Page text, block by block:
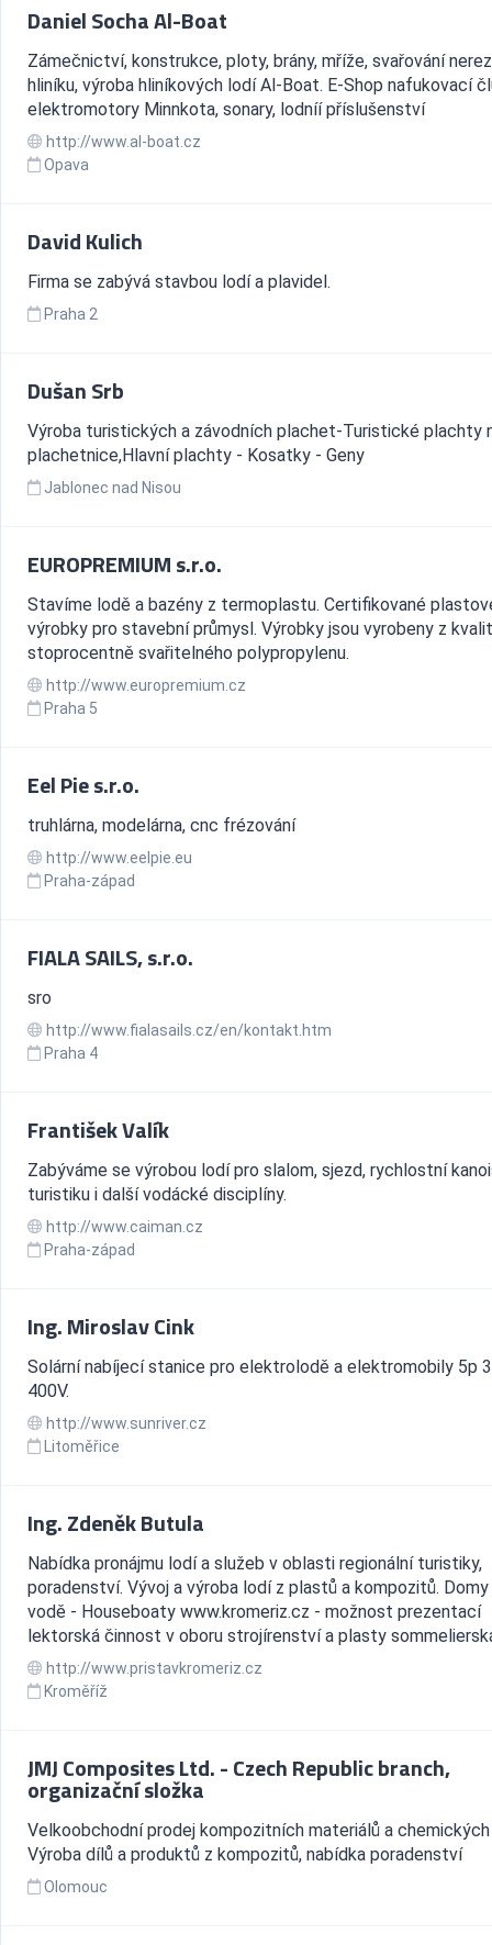
Daniel Socha Al-Boat
Zámečnictví, konstrukce, ploty, brány, mříže, svařování
hliníku, výroba hliníkových lodí Al-Boat. E-Shop nafukovací
elektromotory Minnkota, sonary, lodníí příslušenství
http://www.al-boat.cz
Opava
David Kulich
Firma se zabývá stavbou lodí a plavidel.
Praha 2
Dušan Srb
Výroba turistických a závodních plachet-Turistické plachty
plachetnice,Hlavní plachty - Kosatky - Geny
Jablonec nad Nisou
EUROPREMIUM s.r.o.
Stavíme lodě a bazény z termoplastu. Certifikované
výrobky pro stavební průmysl. Výrobky jsou vyrobeny z
stoprocentně svařitelného polypropylenu.
http://www.europremium.cz
Praha 5
Eel Pie s.r.o.
truhlárna, modelárna, cnc frézování
http://www.eelpie.eu
Praha-západ
FIALA SAILS, s.r.o.
sro
http://www.fialasails.cz/en/kontakt.htm
Praha 4
František Valík
Zabýváme se výrobou lodí pro slalom, sjezd, rychlostní
turistiku i další vodácké disciplíny.
http://www.caiman.cz
Praha-západ
Ing. Miroslav Cink
Solární nabíjecí stanice pro elektrolodě a elektromobily 5p
400V.
http://www.sunriver.cz
Litoměřice
Ing. Zdeněk Butula
Nabídka pronájmu lodí a služeb v oblasti regionální turistiky,
poradenství. Vývoj a výroba lodí z plastů a kompozitů. Domy
vodě - Houseboaty www.kromeriz.cz - možnost prezentací
lektorská činnost v oboru strojírenství a plasty
http://www.pristavkromeriz.cz
Kroměříž
JMJ Composites Ltd. - Czech Republic branch,
organizační složka
Velkoobchodní prodej kompozitních materiálů a
Výroba dílů a produktů z kompozitů, nabídka poradenství
Olomouc